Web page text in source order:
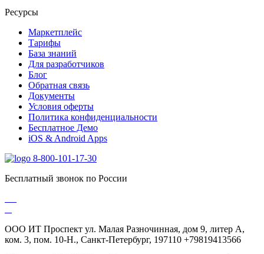
Ресурсы
Маркетплейс
Тарифы
База знаний
Для разработчиков
Блог
Обратная связь
Документы
Условия оферты
Политика конфиденциальности
Бесплатное Демо
iOS & Android Apps
8-800-101-17-30
Бесплатный звонок по России
ООО ИТ Проспект ул. Малая Разночинная, дом 9, литер А,
ком. 3, пом. 10-Н., Санкт-Петербург, 197110 +79819413566